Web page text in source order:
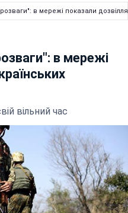
розваги": в мережі показали
в мережі
вільний час